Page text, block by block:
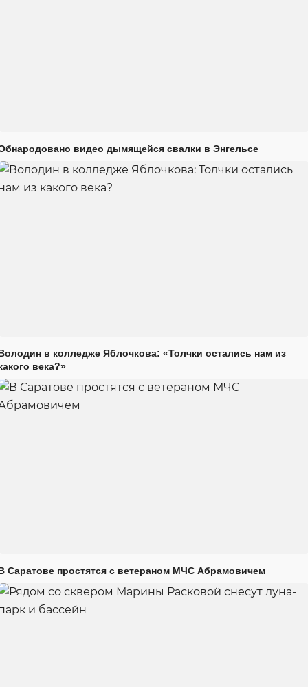
видео дымящейся свалки в Энгельсе
в колледже Яблочкова: «Толчки остались нам из
века?»
Саратове простятся с ветераном МЧС Абрамовичем